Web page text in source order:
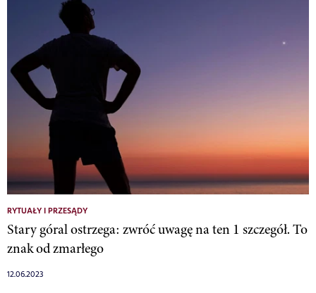
RYTUAŁY I PRZESĄDY
Stary góral ostrzega: zwróć uwagę na ten 1 szczegół. To
znak od zmarłego
12.06.2023